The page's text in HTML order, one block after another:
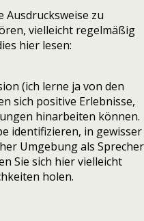
Ausdrucksweise zu
vielleicht regelmäßig
hier lesen:
(ich lerne ja von den
sich positive Erlebnisse,
hinarbeiten können.
identifizieren, in gewisser
Umgebung als Sprecher
Sie sich hier vielleicht
holen.